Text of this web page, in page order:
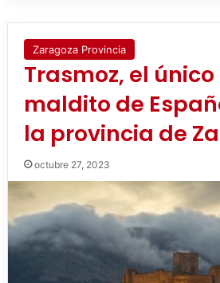
Zaragoza Provincia
Trasmoz, el
maldito de
la provincia de
octubre 27, 2023